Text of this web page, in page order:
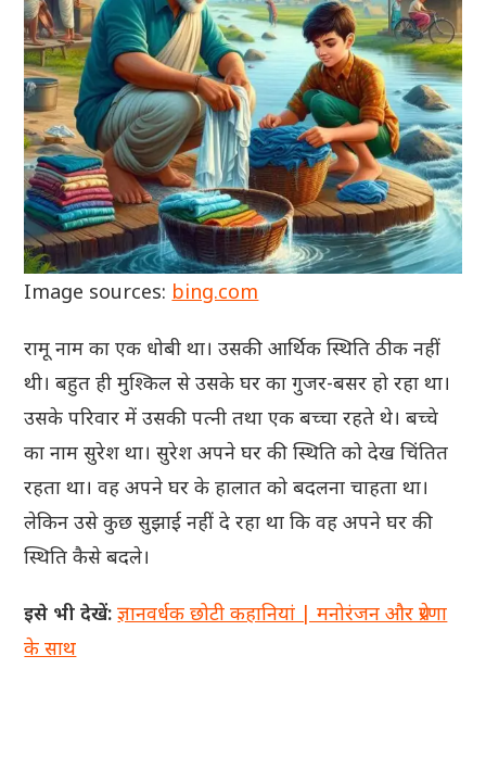
Image sources: bing.com
रामू नाम का एक धोबी था। उसकी आर्थिक स्थिति ठीक नहीं
थी। बहुत ही मुश्किल से उसके घर का गुजर-बसर हो रहा था।
उसके परिवार में उसकी पत्नी तथा एक बच्चा रहते थे। बच्चे
का नाम सुरेश था। सुरेश अपने घर की स्थिति को देख चिंतित
रहता था। वह अपने घर के हालात को बदलना चाहता था।
लेकिन उसे कुछ सुझाई नहीं दे रहा था कि वह अपने घर की
स्थिति कैसे बदले।
इसे भी देखें: ज्ञानवर्धक छोटी कहानियां | मनोरंजन और प्रेरणा
के साथ